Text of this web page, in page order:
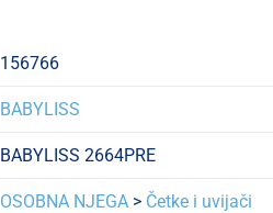
156766
BABYLISS
BABYLISS 2664PRE
OSOBNA NJEGA> Četke i uvijači